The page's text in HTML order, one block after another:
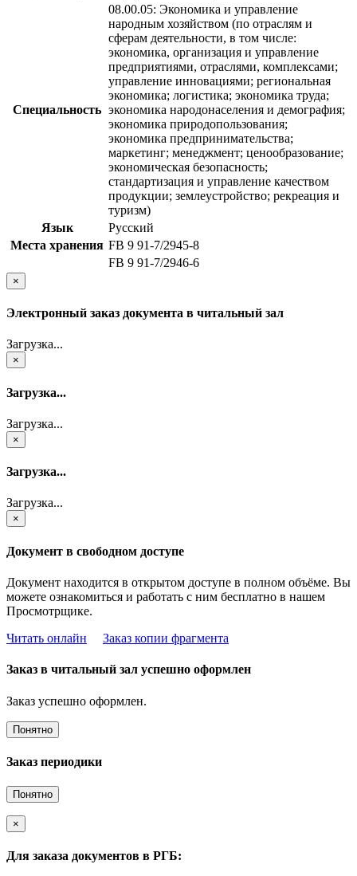
Специальность
08.00.05: Экономика и управление
народным хозяйством (по отраслям и
сферам деятельности, в том числе:
экономика, организация и управление
предприятиями, отраслями, комплексами;
управление инновациями; региональная
экономика; логистика; экономика труда;
экономика народонаселения и демография;
экономика природопользования;
экономика предпринимательства;
маркетинг; менеджмент; ценообразование;
экономическая безопасность;
стандартизация и управление качеством
продукции; землеустройство; рекреация и
туризм)
Язык
Русский
Места хранения FB 9 91-7/2945-8
FB 9 91-7/2946-6
×
Электронный заказ документа в читальный зал
Загрузка...
×
Загрузка...
Загрузка...
×
Загрузка...
Загрузка...
×
Документ в свободном доступе
Документ находится в открытом доступе в полном объёме. Вы
можете ознакомиться и работать с ним бесплатно в нашем
Просмотрщике.
Читать онлайн
Заказ копии фрагмента
Заказ в читальный зал успешно оформлен
Заказ успешно оформлен.
Понятно
Заказ периодики
Понятно
×
Для заказа документов в РГБ: